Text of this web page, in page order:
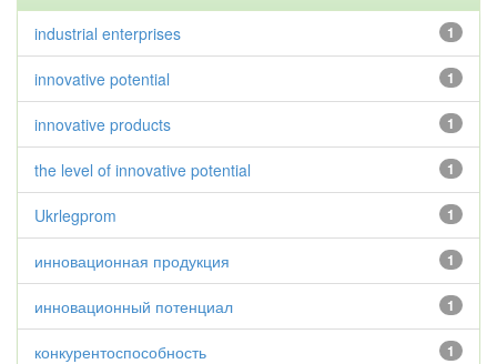
1
industrial enterprises
1
innovative potential
1
innovative products
1
the level of innovative potential
1
Ukrlegprom
1
инновационная продукция
1
инновационный потенциал
1
конкурентоспособность